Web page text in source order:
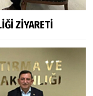
ZİYARETİ